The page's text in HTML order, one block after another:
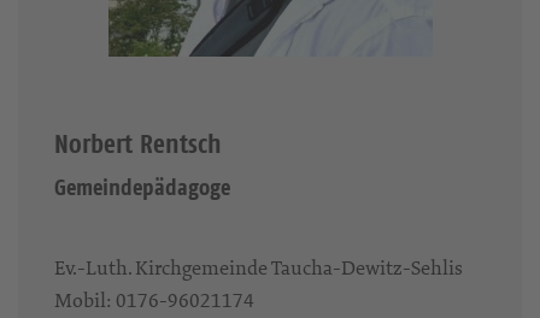
Norbert Rentsch
Gemeindepädagoge
Ev.-Luth. Kirchgemeinde Taucha-Dewitz-Sehlis
Mobil: 0176-96021174‬